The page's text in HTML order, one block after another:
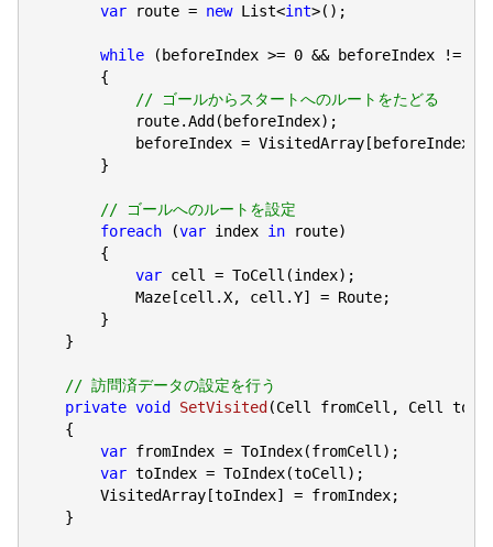
var route = new List<int>();
while (beforeIndex >= 0 && beforeIndex !=
        {
// ゴールからスタートへのルートをたどる
            route.Add(beforeIndex);
            beforeIndex = VisitedArray[beforeIndex];
        }
// ゴールへのルートを設定
foreach (var index in route)
        {
var cell = ToCell(index);
            Maze[cell.X, cell.Y] = Route;
        }
    }
// 訪問済データの設定を行う
private void SetVisited (Cell fromCell, Cell
{
var fromIndex = ToIndex(fromCell);
var toIndex = ToIndex(toCell);
        VisitedArray[toIndex] = fromIndex;
    }